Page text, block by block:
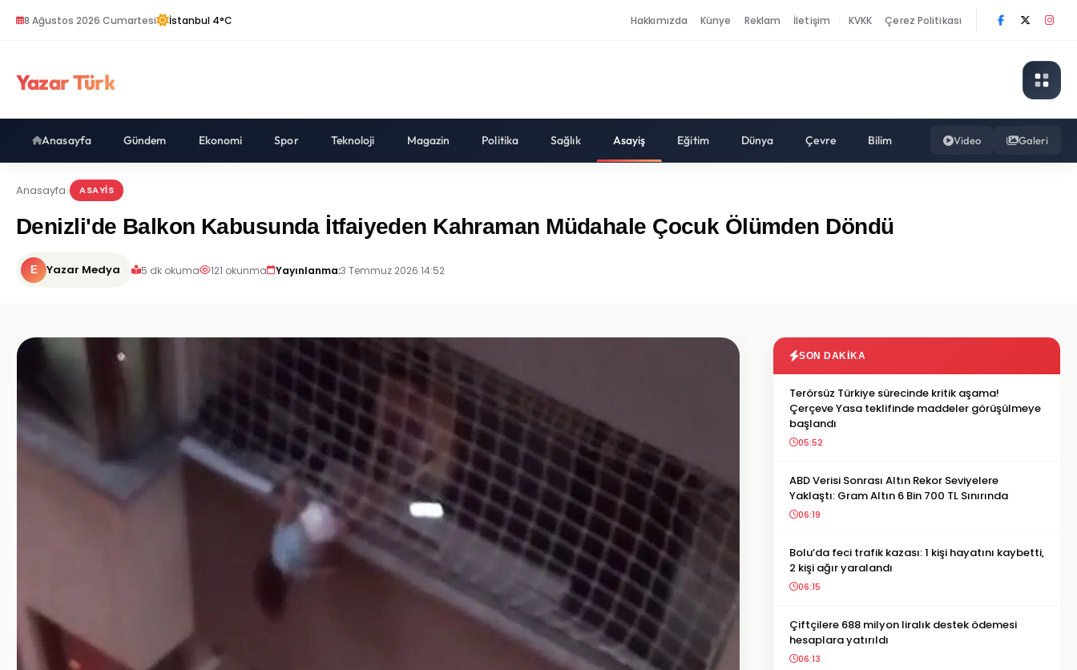
8 Ağustos 2026 Cumartesi İstanbul 4°C Hakkımızda Künye Reklam İletişim KVKK Çerez Politikası
Yazar Türk
Anasayfa Gündem Ekonomi Spor Teknoloji Magazin Politika Sağlık Asayiş Eğitim Dünya Çevre Bilim Video Galeri
Anasayfa ASAYIS
Denizli'de Balkon Kabusunda İtfaiyeden Kahraman Müdahale Çocuk Ölümden Döndü
E Yazar Medya 5 dk okuma 121 okunma Yayınlanma:3 Temmuz 2026 14:52
SON DAKIKA
Terörsüz Türkiye sürecinde kritik aşama!
Çerçeve Yasa teklifinde maddeler görüşülmeye
başlandı
05:52
ABD Verisi Sonrası Altın Rekor Seviyelere
Yaklaştı: Gram Altın 6 Bin 700 TL Sınırında
06:19
Bolu’da feci trafik kazası: 1 kişi hayatını kaybetti,
2 kişi ağır yaralandı
06:15
Çiftçilere 688 milyon liralık destek ödemesi
hesaplara yatırıldı
06:13